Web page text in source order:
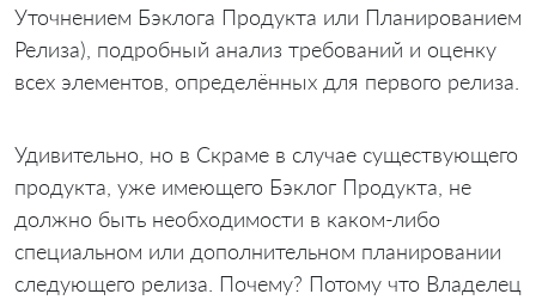
Уточнением Бэклога Продукта или Планированием
Релиза), подробный анализ требований и оценку
всех элементов, определённых для первого релиза.
Удивительно, но в Скраме в случае существующего
продукта, уже имеющего Бэклог Продукта, не
должно быть необходимости в каком-либо
специальном или дополнительном планировании
следующего релиза. Почему? Потому что Владелец